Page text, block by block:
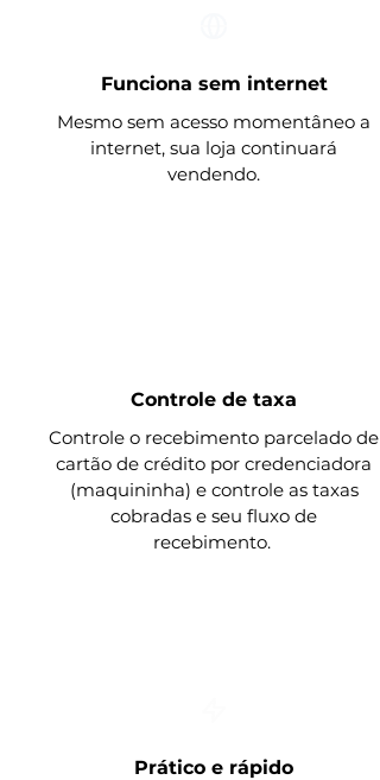
Funciona sem internet
Mesmo sem acesso momentâneo a
internet, sua loja continuará
vendendo.
Controle de taxa
Controle o recebimento parcelado de
cartão de crédito por credenciadora
(maquininha) e controle as taxas
cobradas e seu fluxo de
recebimento.
Prático e rápido